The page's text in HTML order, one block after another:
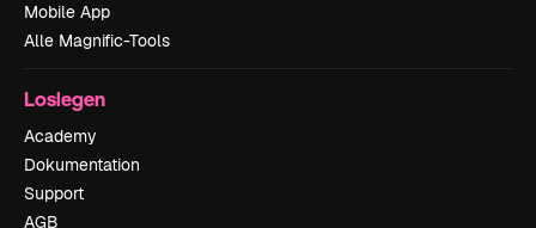
Mobile App
Alle Magnific-Tools
Loslegen
Academy
Dokumentation
Support
AGB